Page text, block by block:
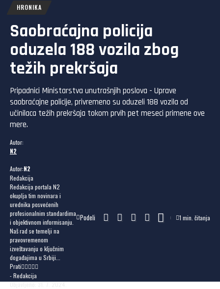
HRONIKA
Saobraćajna policija
oduzela 188 vozila zbog
težih prekršaja
Pripadnici Ministarstva unutrašnjih poslova - Uprave
saobraćajne policije, privremeno su oduzeli 188 vozila od
učinilaca težih prekršaja tokom prvih pet meseci primene ove
mere.
Autor:
N2
Autor:N2
Redakcija
Redakcija portala N2
okuplja tim novinara i
urednika posvećenih
profesionalnim standardima
i objektivnom informisanju.
Naš rad se temelji na
pravovremenom
izveštavanju o ključnim
događajima u Srbiji...
Prati
- Redakcija
Objavljeno: 31. 7. 2024.
Podeli 1 min. čitanja